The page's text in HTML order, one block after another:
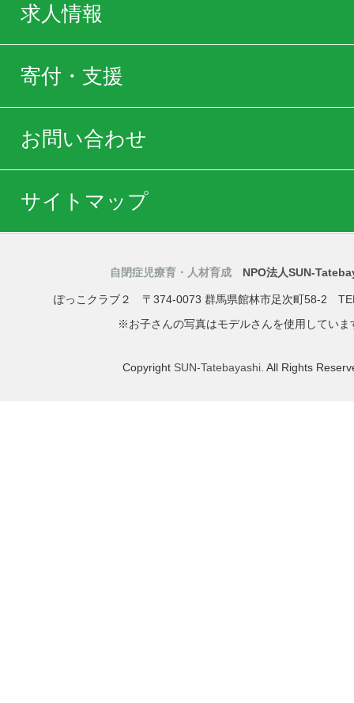
求人情報
寄付・支援
お問い合わせ
サイトマップ
自閉症児療育・人材育成 NPO法人SUN-
ぽっこクラブ２ 〒374-0073 群馬県館林市足次町58-2
※お子さんの写真はモデルさんを使用していま
Copyright SUN-Tatebayashi . All Rights